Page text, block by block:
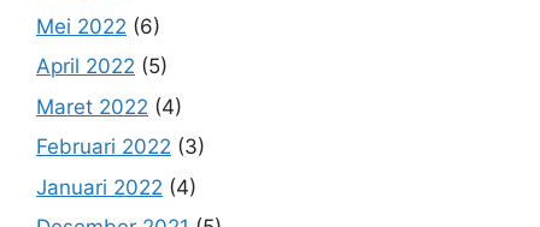
Mei 2022 (6)
April 2022 (5)
Maret 2022 (4)
Februari 2022 (3)
Januari 2022 (4)